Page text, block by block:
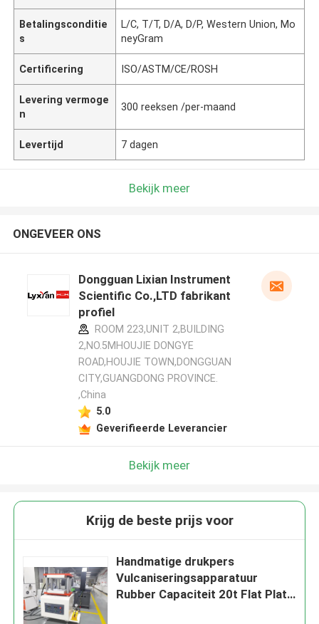
Betalingsconditie
s
L/C, T/T, D/A, D/P, Western Union, Mo
neyGram
Certificering ISO/ASTM/CE/ROSH
Levering vermoge
n
300 reeksen /per-maand
Levertijd 7 dagen
Bekijk meer
ONGEVEER ONS
Dongguan Lixian Instrument
Scientific Co.,LTD fabrikant
profiel
ROOM 223,UNIT 2,BUILDING
2,NO.5MHOUJIE DONGYE
ROAD,HOUJIE TOWN,DONGGUAN
CITY,GUANGDONG PROVINCE.
,China
5.0
Geverifieerde Leverancier
Bekijk meer
Krijg de beste prijs voor
Handmatige drukpers
Vulcaniseringsapparatuur
Rubber Capaciteit 20t Flat Plate